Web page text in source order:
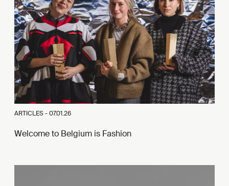
ARTICLES -07.01.26
Welcome to Belgium is Fashion